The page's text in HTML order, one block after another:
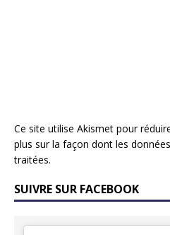
Ce site utilise Akismet pour
plus sur la façon dont les
traitées.
SUIVRE SUR FACEBOOK